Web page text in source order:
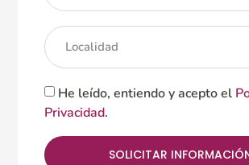
He leído, entiendo y acepto el
Privacidad.
SOLICITAR